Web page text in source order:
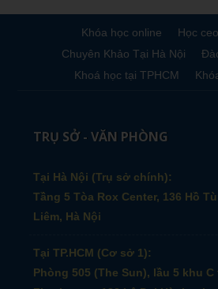
Khóa học online
Học
Chuyên Khảo Tại Hà Nội
Khoá học tại TPHCM
TRỤ SỞ - VĂN PHÒNG
Tại Hà Nội (Trụ sở chính):
Tầng 5 Tòa Rox Center, 136 Hồ
Liêm, Hà Nội
Tại TP.HCM (Cơ sở 1):
Phòng 505 (The Sun), lầu 5 khu C